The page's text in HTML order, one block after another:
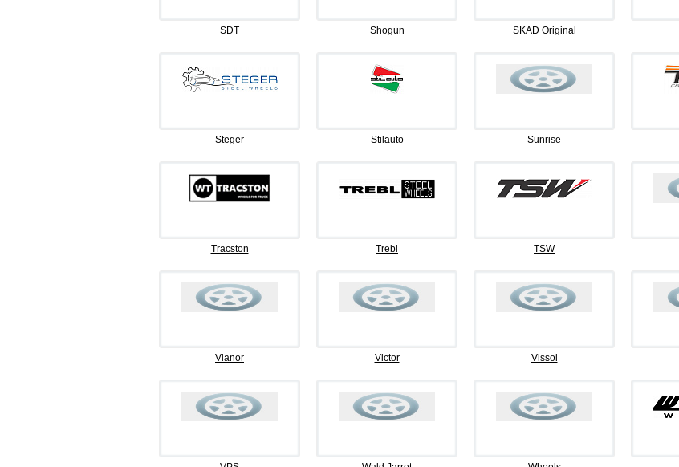
SDT Shogun SKAD Original
Steger Stilauto Sunrise
Tracston Trebl TSW
Vianor Victor Vissol